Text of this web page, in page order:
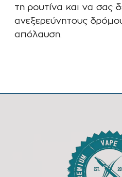
τη ρουτίνα και να σας
ανεξερεύνητους
απόλαυση.